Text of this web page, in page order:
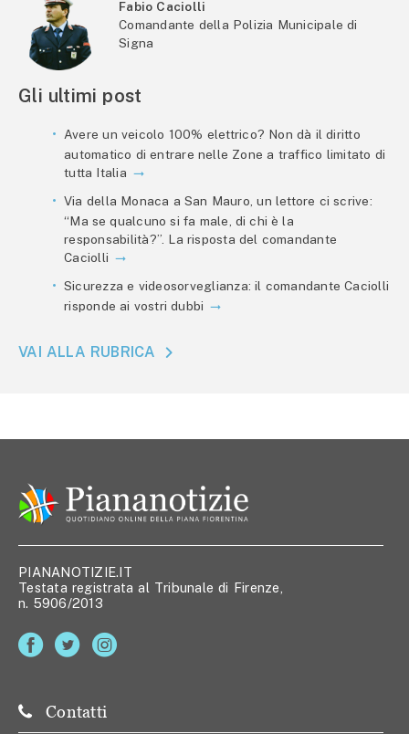
Fabio Caciolli
Comandante della Polizia Municipale di
Signa
Gli ultimi post
Avere un veicolo 100% elettrico? Non dà il diritto
automatico di entrare nelle Zone a traffico limitato di
tutta Italia
Via della Monaca a San Mauro, un lettore ci scrive:
“Ma se qualcuno si fa male, di chi è la
responsabilità?”. La risposta del comandante
Caciolli
Sicurezza e videosorveglianza: il comandante Caciolli
risponde ai vostri dubbi
VAI ALLA RUBRICA
PIANANOTIZIE.IT
Testata registrata al Tribunale di Firenze,
n. 5906/2013
Contatti